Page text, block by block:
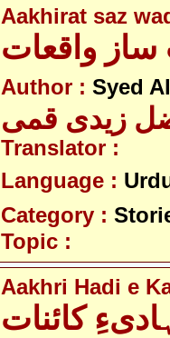
Aakhirat saz
ساز واقعات
Author : Syed
زیدی قمی
Translator :
Language :
Category :
Topic :
Aakhri Hadi e
کائنات